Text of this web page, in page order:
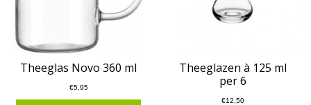
Theeglas Novo 360 ml
€5,95
Theeglazen à 125 ml
per 6
€12,50